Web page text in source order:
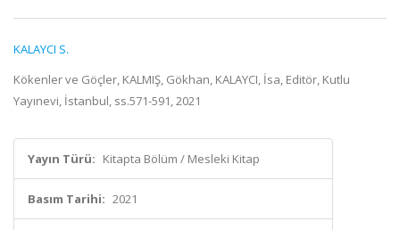
KALAYCI S.
Kökenler ve Göçler, KALMIŞ, Gökhan, KALAYCI, İsa, Editör, Kutlu
Yayınevi, İstanbul, ss.571-591, 2021
Yayın Türü: Kitapta Bölüm / Mesleki Kitap
Basım Tarihi: 2021